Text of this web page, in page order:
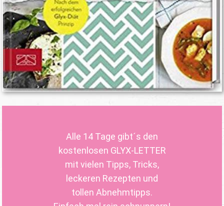
Alle 14 Tage gibt´s den
kostenlosen GLYX-LETTER
mit vielen Tipps, Tricks,
leckeren Rezepten und
tollen Abnehmtipps.